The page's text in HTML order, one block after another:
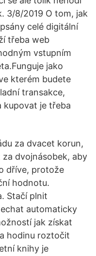
3/8/2019 O tom, jak
celé digitální
třeba web
vstupním
jako
kterém budete
transakce,
kupovat je třeba
za dvacet korun,
dvojnásobek, aby
dříve, protože
hodnotu.
Stačí plnit
automaticky
jak získat
hodinu roztočit
knihy je